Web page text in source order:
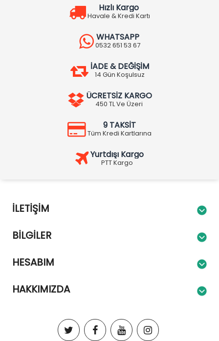
Hızlı Kargo
Havale & Kredi Kartı
WHATSAPP
0532 651 53 67
İADE & DEĞİŞİM
14 Gün Koşulsuz
ÜCRETSİZ KARGO
450 TL Ve Üzeri
9 TAKSİT
Tüm Kredi Kartlarına
Yurtdışı Kargo
PTT Kargo
İLETIŞIM
BILGILER
HESABIM
HAKKIMIZDA